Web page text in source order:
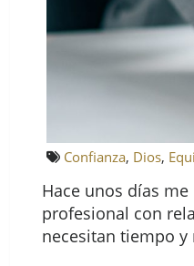
Confianza, Dios,
Hace unos días
profesional con
necesitan tiempo y